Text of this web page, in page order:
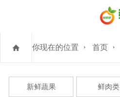
你现在的位置 首页
新鲜蔬果 鲜肉类